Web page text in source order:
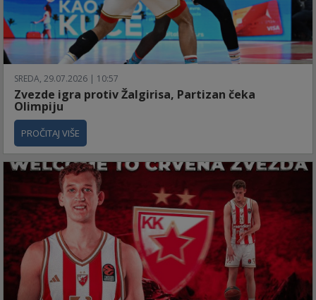
SREDA, 29.07.2026 | 10:57
Zvezde igra protiv Žalgirisa, Partizan čeka
Olimpiju
PROČITAJ VIŠE